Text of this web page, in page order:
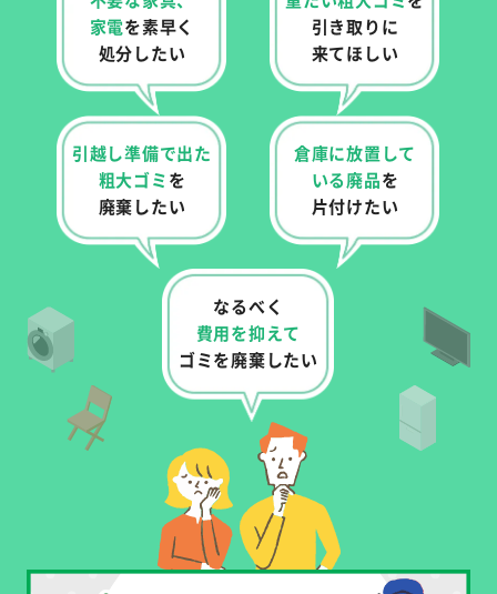
家電を素早く
処分したい
引き取りに
来てほしい
引越し準備で出た
粗大ゴミを
廃棄したい
倉庫に放置して
いる廃品を
片付けたい
なるべく
費用を抑えて
ゴミを廃棄したい